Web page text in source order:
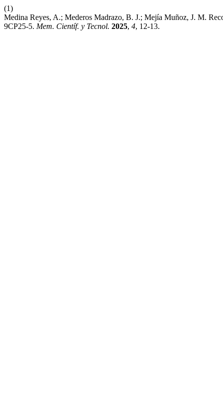
(1)
Medina Reyes, A.; Mederos Madrazo, B. J.; Mejía Muñoz, J. M.
9CP25-5. Mem. Científ. y Tecnol. 2025, 4, 12-13.